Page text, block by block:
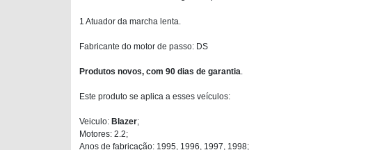
1 Atuador da marcha lenta.
Fabricante do motor de passo: DS
Produtos novos, com 90 dias de garantia
Este produto se aplica a esses veículos:
Veiculo: Blazer;
Motores: 2.2;
Anos de fabricação: 1995, 1996, 1997, 1998;